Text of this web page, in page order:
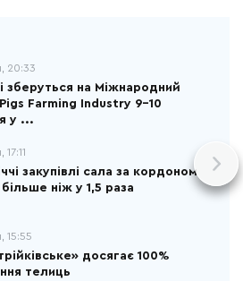
20:33
зберуться на Міжнародний
Farming Industry 9-10
у ...
закупівлі сала за кордоном
ніж у 1,5 раза
15:55
досягає 100%
телиць